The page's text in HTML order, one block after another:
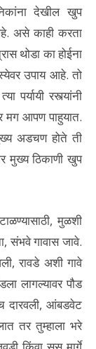
देखील खुप
असे काही करता
थोडा का होईना
उपाय आहे. तो
पर्यायी रस्त्यांनी
मग आपण पाहुयात.
अडचण होते ती
मुख्य ठिकाणी खुप
मुळशी
संभवे गावास जावे.
रावडे अशी गावे
लागल्यावर पौड
दारवली, आंबडवेट
तर तुम्हाला भरे